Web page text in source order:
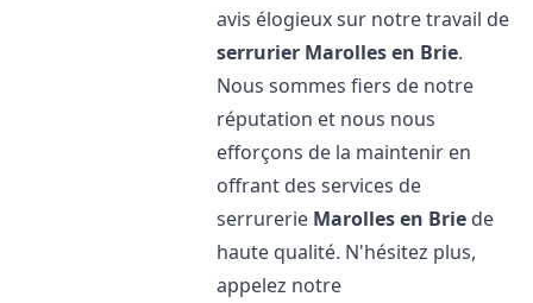
avis élogieux sur notre travail de
serrurier Marolles en Brie.
Nous sommes fiers de notre
réputation et nous nous
efforçons de la maintenir en
offrant des services de
serrurerie Marolles en Brie de
haute qualité. N'hésitez plus,
appelez notre